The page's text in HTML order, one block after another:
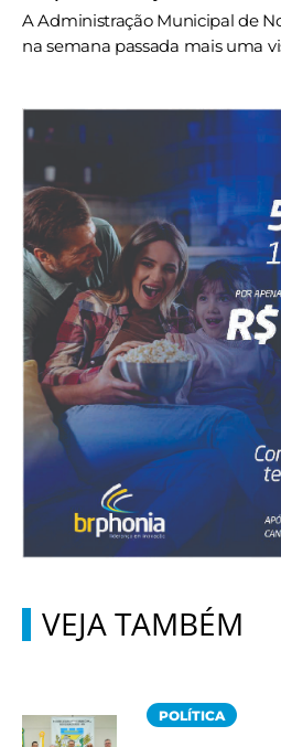
A Administração Municipal de
na semana passada mais uma
VEJA TAMBÉM
POLÍTICA